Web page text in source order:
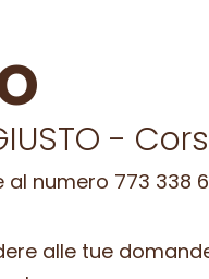
GIUSTO -
al numero 773
alle tue